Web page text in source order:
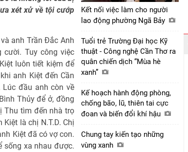
xét xử về tội cướp
anh Trần Đắc Anh
cười. Tuy công việc
luôn tiết kiệm để
anh Kiệt đến Cần
đầu anh còn về
Thủy để ở, đồng
Thu tìm đến nhà trọ
là chị N.T.D. Chị
Kiệt đã có vợ con.
sống xa nhau được.
Kết nối việc làm cho người
lao động phường Ngã Bảy
Tuổi trẻ Trường Đại học Kỹ
thuật - Công nghệ Cần Thơ ra
quân chiến dịch “Mùa hè
xanh”
Kế hoạch hành động phòng,
chống bão, lũ, thiên tai cực
đoan và biến đổi khí hậu
Chung tay kiến tạo những
vùng xanh